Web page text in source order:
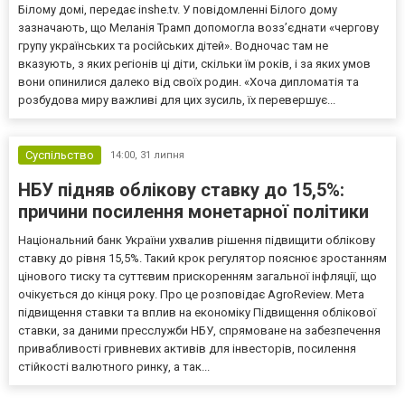
Білому домі, передає inshe.tv. У повідомленні Білого дому
зазначають, що Меланія Трамп допомогла возз’єднати «чергову
групу українських та російських дітей». Водночас там не
вказують, з яких регіонів ці діти, скільки їм років, і за яких умов
вони опинилися далеко від своїх родин. «Хоча дипломатія та
розбудова миру важливі для цих зусиль, їх перевершує...
Суспільство 14:00, 31 липня
НБУ підняв облікову ставку до 15,5%:
причини посилення монетарної політики
Національний банк України ухвалив рішення підвищити облікову
ставку до рівня 15,5%. Такий крок регулятор пояснює зростанням
цінового тиску та суттєвим прискоренням загальної інфляції, що
очікується до кінця року. Про це розповідає AgroReview. Мета
підвищення ставки та вплив на економіку Підвищення облікової
ставки, за даними пресслужби НБУ, спрямоване на забезпечення
привабливості гривневих активів для інвесторів, посилення
стійкості валютного ринку, а так...